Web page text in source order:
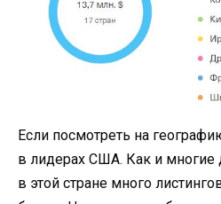
Если посмотреть на
в лидерах США. Как и многие
в этой стране много